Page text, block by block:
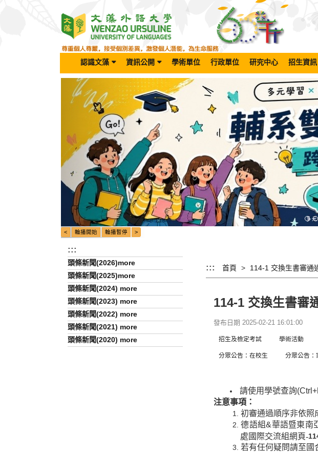
認識文藻 資訊公開 學術單位 行政單位 研究中心 招生資訊
Previous
:::
頭條新聞(2026)more
頭條新聞(2025)more
頭條新聞(2024) more
頭條新聞(2023) more
頭條新聞(2022) more
頭條新聞(2021) more
頭條新聞(2020) more
::: 首頁 114-1 交換生書審通
114-1 交換生書審
發布日期 2025-02-21 16:01:00
招生及檢定考試 學術活動
分眾公告：在校生 分眾公告：
請使用學號查詢
注意事項：
初審通過順序非依照
德語組&華語暨東南
處國際交流組網頁-
若有任何疑問請至國